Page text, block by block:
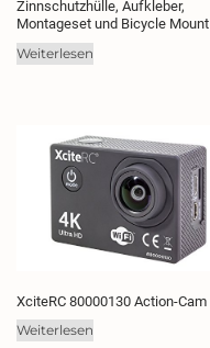
Zinnschutzhülle, Aufkleber,
Montageset und Bicycle Mount
Weiterlesen
XciteRC 80000130 Action-Cam
Weiterlesen